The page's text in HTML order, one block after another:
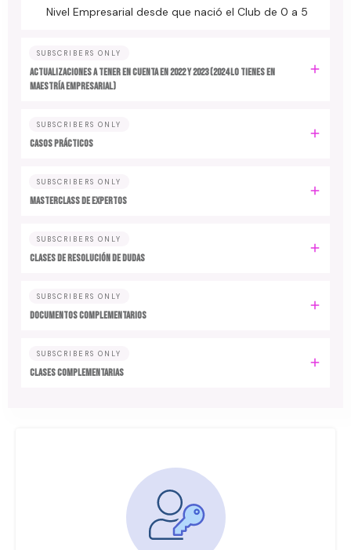
Nivel Empresarial desde que nació el Club de 0 a 5
SUBSCRIBERS ONLY
ACTUALIZACIONES A TENER EN CUENTA EN 2022 y 2023 (2024 LO TIENES EN
MAESTRÍA EMPRESARIAL)
SUBSCRIBERS ONLY
CASOS PRÁCTICOS
SUBSCRIBERS ONLY
MASTERCLASS DE EXPERTOS
SUBSCRIBERS ONLY
CLASES DE RESOLUCIÓN DE DUDAS
SUBSCRIBERS ONLY
DOCUMENTOS COMPLEMENTARIOS
SUBSCRIBERS ONLY
CLASES COMPLEMENTARIAS